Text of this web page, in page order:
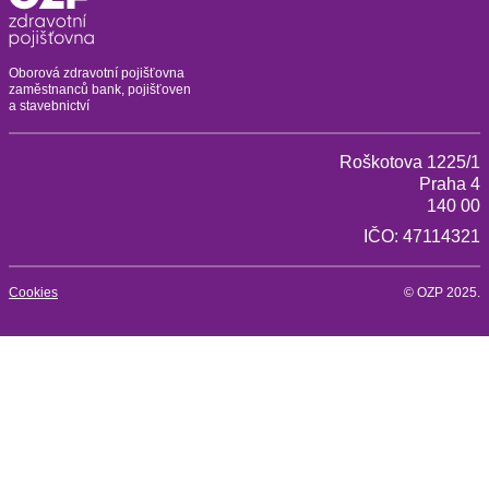
Oborová zdravotní pojišťovna
zaměstnanců bank, pojišťoven
a stavebnictví
Roškotova 1225/1
Praha 4
140 00
IČO: 47114321
Cookies © OZP 2025.